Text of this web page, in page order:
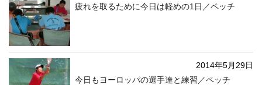
疲れを取るために今日は軽めの1日／ペッチ
2014年5月29日
今日もヨーロッパの選手達と練習／ペッチ